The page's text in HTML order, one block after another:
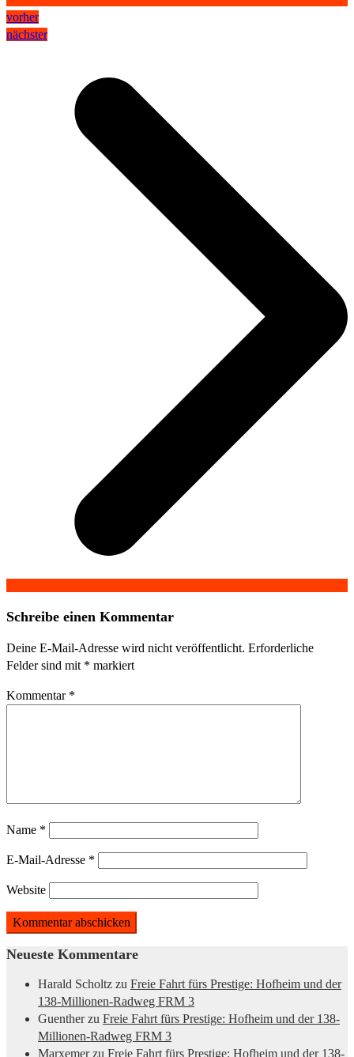
vorher
nächster
Schreibe einen Kommentar
Deine E-Mail-Adresse wird nicht veröffentlicht. Erforderliche
Felder sind mit * markiert
Kommentar *
Name *
E-Mail-Adresse *
Website
Neueste Kommentare
Harald Scholtz zu Freie Fahrt fürs Prestige: Hofheim und der
138-Millionen-Radweg FRM 3
Guentherzu Freie Fahrt fürs Prestige: Hofheim und der 138-
Millionen-Radweg FRM 3
Marxemerzu Freie Fahrt fürs Prestige: Hofheim und der 138-